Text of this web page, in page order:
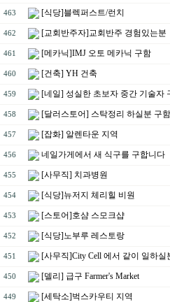
463 [식당]블렉퍼스트/런치
462 [교회반주자]교회반주 경험있는분
461 [메카닉]IMJ 오토 메카닉 구함
460 [건축] YH 건축
459 [네일] 성실한 초보자 중간 기술자
458 [달러스토어] 스탁정리 하실분 구함
457 [잡화] 알렌타운 지역
456 네일가게에서 새 식구를 구합니다
455 [사무직] 치과병원
454 [식당]뉴저지 체리힐 비원
453 [스토어]호샴 스모크샵
452 [식당]노부루 레스토랑
451 [사무직]City Cell 에서 같이 일하실
450 [델리] 급구 Farmer's Market
449 [세탁소]벅스카우티 지역